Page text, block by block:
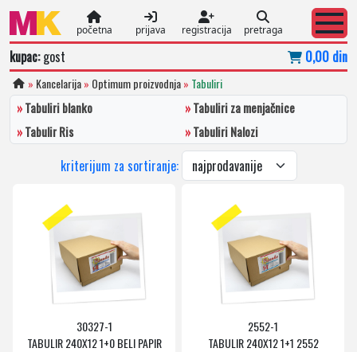
početna prijava registracija pretraga
kupac:gost 0,00 din
» Kancelarija» Optimum proizvodnja» Tabuliri
»Tabuliri blanko »Tabuliri za menjačnice
»Tabulir Ris »Tabuliri Nalozi
kriterijum za sortiranje:
30327-1
TABULIR 240X12 1+0 BELI PAPIR
2552-1
TABULIR 240X12 1+1 2552